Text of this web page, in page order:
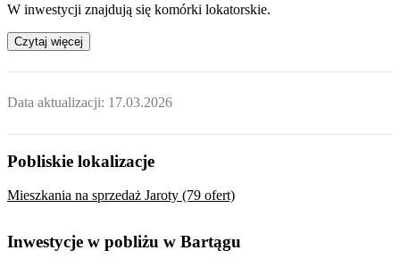
W inwestycji znajdują się komórki lokatorskie.
Czytaj więcej
Data aktualizacji: 17.03.2026
Pobliskie lokalizacje
Mieszkania na sprzedaż Jaroty (79 ofert)
Inwestycje w pobliżu w Bartągu